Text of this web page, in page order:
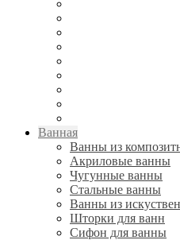
Ванная
Ванны из
Акриловые ванны
Чугунные ванны
Стальные ванны
Ванны из
Шторки для ванн
Сифон для ванны